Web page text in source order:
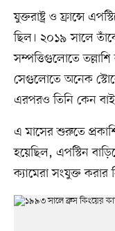
যুক্তরাষ্ট্র ও ফ্রান্সে
ছিল। ২০১৯ সালে
সম্পত্তিগুলোতে
সেগুলোতে অনেক
এরপরও তিনি কেন
এ মাসের শুরুতে
হয়েছিল, এপস্টিন
ক্যামেরা সংযুক্ত করার